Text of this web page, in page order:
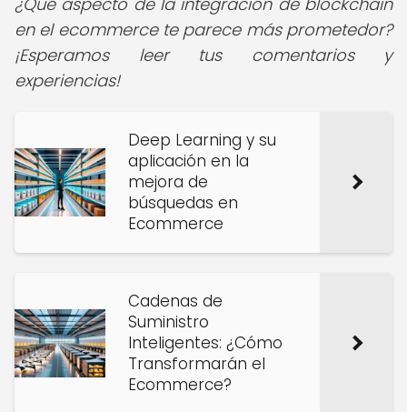
en el ecommerce te parece más prometedor?
¡Esperamos leer tus comentarios y
experiencias!
Deep Learning y su
aplicación en la
mejora de
búsquedas en
Ecommerce
Cadenas de
Suministro
Inteligentes: ¿Cómo
Transformarán el
Ecommerce?